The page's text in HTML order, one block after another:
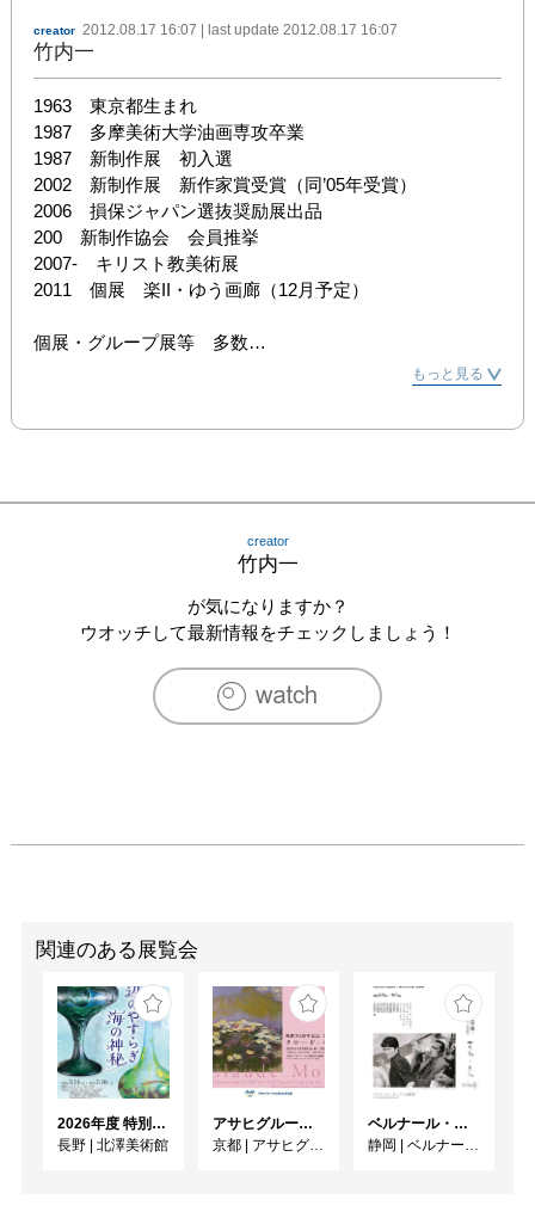
creator 2012.08.17 16:07 | last update 2012.08.17 16:07
竹内一
1963　東京都生まれ
1987　多摩美術大学油画専攻卒業
1987　新制作展　初入選
2002　新制作展　新作家賞受賞（同’05年受賞）
2006　損保ジャパン選抜奨励展出品
200　新制作協会　会員推挙
2007-　キリスト教美術展
2011　個展　楽II・ゆう画廊（12月予定）
個展・グループ展等　多数
もっと見る
creator
竹内一
が気になりますか？
ウオッチして最新情報をチェックしましょう！
関連のある展覧会
2026年度 特別展「ガレとドーム、アール･ヌーヴォーのガラス 水辺のやすらぎ、海の神秘」
長野 | 北澤美術館
アサヒグループ大山崎山荘美術館 開館30周年記念展「没後100年 クロード・モネ」
京都 | アサヒグループ大山崎山荘美術館
ベルナール・ビュフェと写真 ーカメラがとらえたビュフェとその時代、そして21 世紀へ
静岡 | ベルナール・ビュフェ美術館